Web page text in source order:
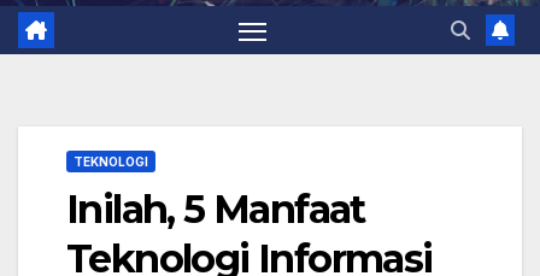
TEKNOLOGI
Inilah, 5 Manfaat
Teknologi Informasi